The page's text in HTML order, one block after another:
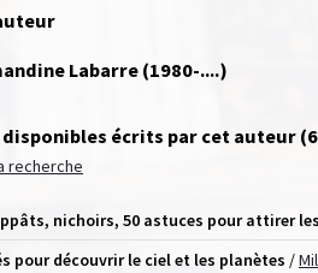
Labarre (1980-....)
écrits par cet auteur (6
recherche
nichoirs, 50 astuces pour attirer
pour découvrir le ciel et les planètes /